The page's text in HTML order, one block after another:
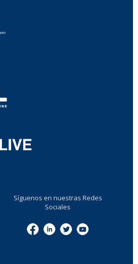
Síguenos en nuestras Redes
Sociales